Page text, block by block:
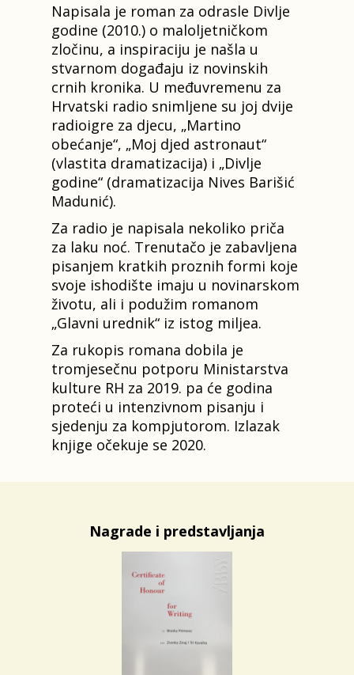
Napisala je roman za odrasle Divlje
godine (2010.) o maloljetničkom
zločinu, a inspiraciju je našla u
stvarnom događaju iz novinskih
crnih kronika. U međuvremenu za
Hrvatski radio snimljene su joj dvije
radioigre za djecu, „Martino
obećanje“, „Moj djed astronaut“
(vlastita dramatizacija) i „Divlje
godine“ (dramatizacija Nives Barišić
Madunić).
Za radio je napisala nekoliko priča
za laku noć. Trenutačo je zabavljena
pisanjem kratkih proznih formi koje
svoje ishodište imaju u novinarskom
životu, ali i podužim romanom
„Glavni urednik“ iz istog miljea.
Za rukopis romana dobila je
tromjesečnu potporu Ministarstva
kulture RH za 2019. pa će godina
proteći u intenzivnom pisanju i
sjedenju za kompjutorom. Izlazak
knjige očekuje se 2020.
Nagrade i predstavljanja